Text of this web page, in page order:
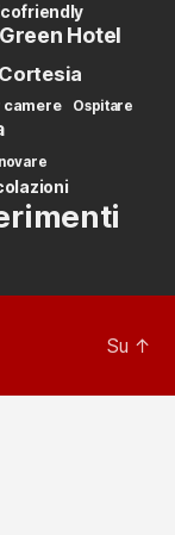
Green Hotel
camere Ospitare
Su ↑